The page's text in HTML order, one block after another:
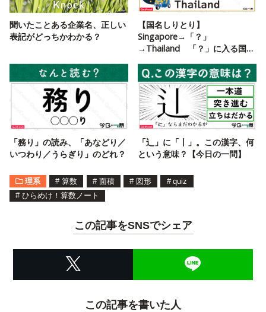
聞いたことある企業名、正しい
表記がどっちかわかる？
【国名しりとり】
Singapore→「？」
→Thailand 「？」に入る国
「務り」の読み、「あなどり／
いつわり／うらぎり」のどれ？
「辶」に「丨」。この漢字、何
という意味？【今日の一問】
理系 # 算数 # 面積 # 図形 # quiz
# ひらめけ！算数ノート
この記事をSNSでシェア
この記事を書いた人